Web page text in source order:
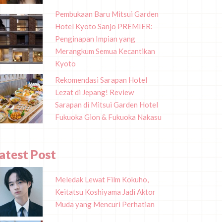
Pembukaan Baru Mitsui Garden
Hotel Kyoto Sanjo PREMIER:
Penginapan Impian yang
Merangkum Semua Kecantikan
Kyoto
Rekomendasi Sarapan Hotel
Lezat di Jepang! Review
Sarapan di Mitsui Garden Hotel
Fukuoka Gion & Fukuoka Nakasu
Post
Meledak Lewat Film Kokuho,
Keitatsu Koshiyama Jadi Aktor
Muda yang Mencuri Perhatian